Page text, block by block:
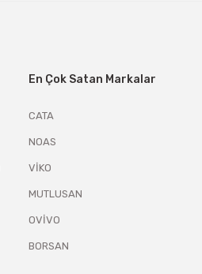
En Çok Satan Markalar
CATA
NOAS
VİKO
MUTLUSAN
OVİVO
BORSAN